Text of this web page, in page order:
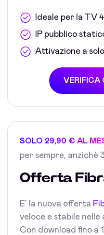
Ideale per la TV
IP pubblico
Attivazione a
VERIFICA
SOLO 29,90 € AL
per sempre, anzichè
Offerta
E' la nuova offerta
veloce e stabile
Con download fino a